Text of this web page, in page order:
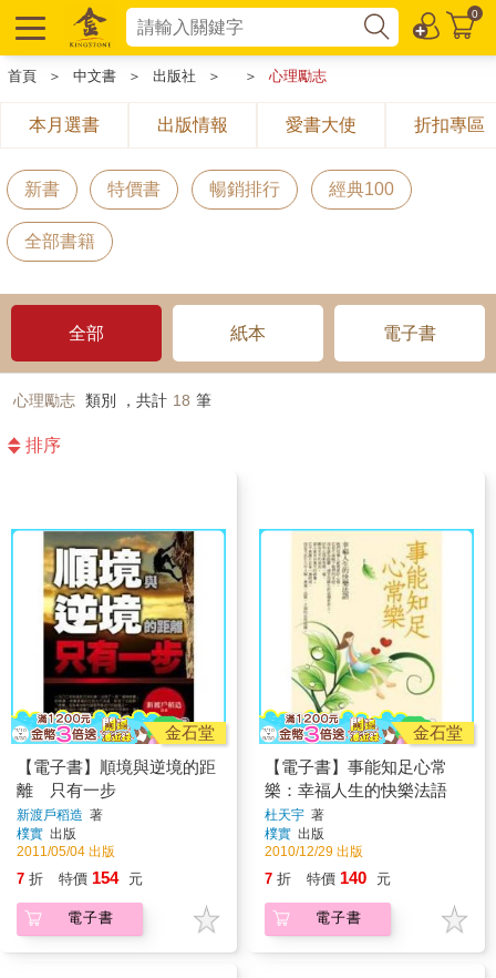
0
首頁 ＞ 中文書 ＞ 出版社 ＞ ＞ 心理勵志
本月選書 出版情報 愛書大使 折扣專區
新書 特價書 暢銷排行 經典100
全部書籍
全部 紙本 電子書
心理勵志 類別 ，共計 18 筆
排序
金石堂
【電子書】順境與逆境的距
離 只有一步
新渡戶稻造 著
樸實 出版
2011/05/04 出版
7 折 特價 154 元
電子書
金石堂
【電子書】事能知足心常
樂：幸福人生的快樂法語
杜天宇 著
樸實 出版
2010/12/29 出版
7 折 特價 140 元
電子書